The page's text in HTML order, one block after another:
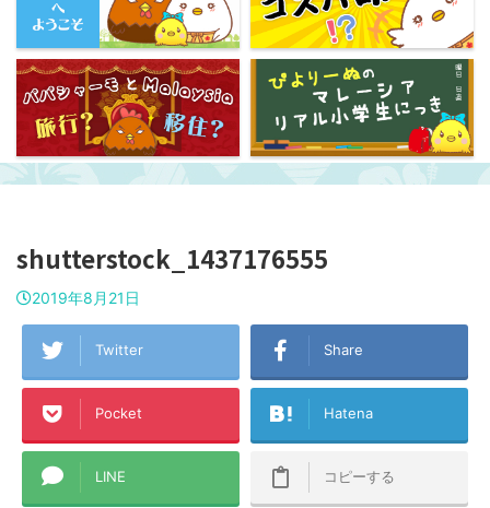
shutterstock_1437176555
2019年8月21日
Twitter Share
Pocket Hatena
LINE コピーする